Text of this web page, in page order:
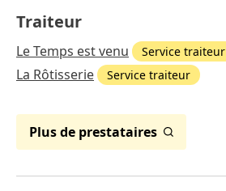
Traiteur
Le Temps est venu Service traiteur
La Rôtisserie Service traiteur
Plus de prestataires